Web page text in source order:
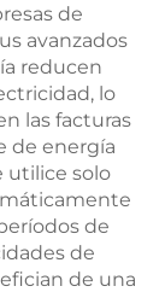
de
avanzados
reducen
lo
las facturas
de energía
utilice solo
de
de
de una